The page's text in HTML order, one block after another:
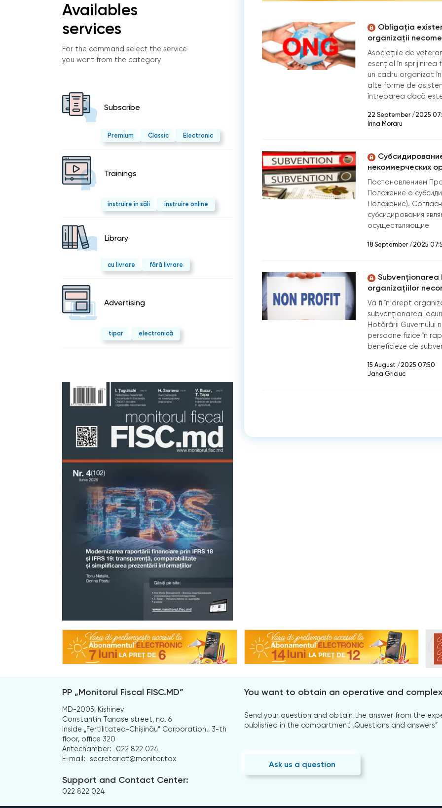
Availables
services
For the command select the service
you want from the category
Subscribe
Premium Classic Electronic
Trainings
instruire în săli instruire online
Library
cu livrare fără livrare
Advertising
tipar electronică
Obligația
organizații
Asociațiile de
esențial în
un cadru organizat
alte forme de
întrebarea dacă
22 September /2025
Irina Moraru
некоммерческих
Постановлением
Положение о
Положение).
субсидирования
осуществляющие
18 September /2025
Subvenţionarea
organizațiilor
Va fi în drept
subvenţionarea
Hotărârii Guvernului
persoane fizice în
beneficieze de
15 August /2025 07:50
Jana Griciuc
PP „Monitorul Fiscal FISC.MD”
MD-2005, Kishinev
Constantin Tanase street, no. 6
Inside „Fertilitatea-Chișinău” Corporation., 3-th
floor, office 320
Antechamber:
022 822 024
E-mail:
secretariat@monitor.tax
Support and Contact Center:
022 822 024
You want to obtain an operative and
Send your question and obtain the answer from the
published in the compartment „Questions and answers”
Ask us a question